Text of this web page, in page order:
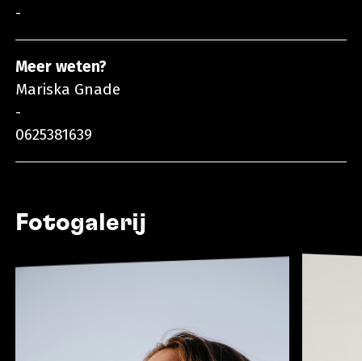
-
Meer weten?
Mariska Gnade
-
0625381639
Fotogalerij